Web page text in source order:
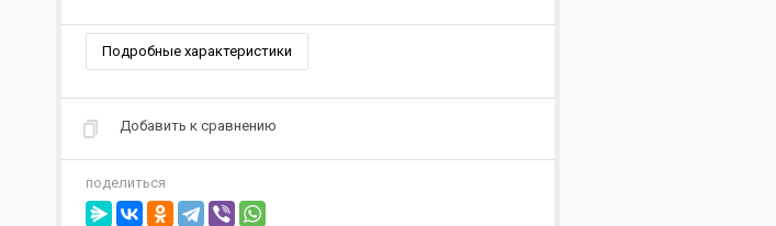
Подробные характеристики
Добавить к сравнению
поделиться